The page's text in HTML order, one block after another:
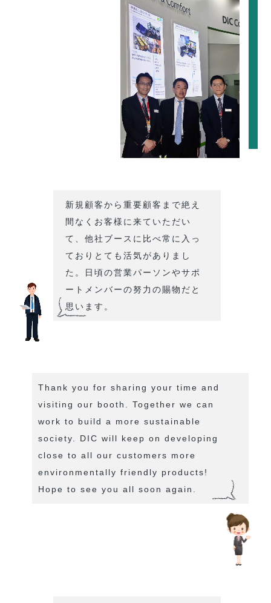
新規顧客から重要顧客まで絶え
間なくお客様に来ていただい
て、他社ブースに比べ常に入っ
ておりとても活気がありまし
た。日頃の営業パーソンやサポ
ートメンバーの努力の賜物だと
思います。
Thank you for sharing your time and
visiting our booth. Together we can
work to build a more sustainable
society. DIC will keep on developing
close to all our customers more
environmentally friendly products!
Hope to see you all soon again.